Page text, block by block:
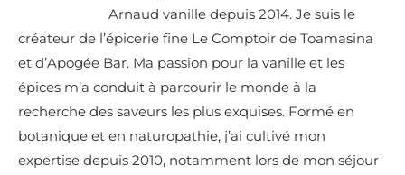
Arnaud vanille depuis 2014. Je suis le
créateur de l’épicerie fine Le Comptoir de Toamasina
et d’Apogée Bar. Ma passion pour la vanille et les
épices m’a conduit à parcourir le monde à la
recherche des saveurs les plus exquises. Formé en
botanique et en naturopathie, j’ai cultivé mon
expertise depuis 2010, notamment lors de mon séjour